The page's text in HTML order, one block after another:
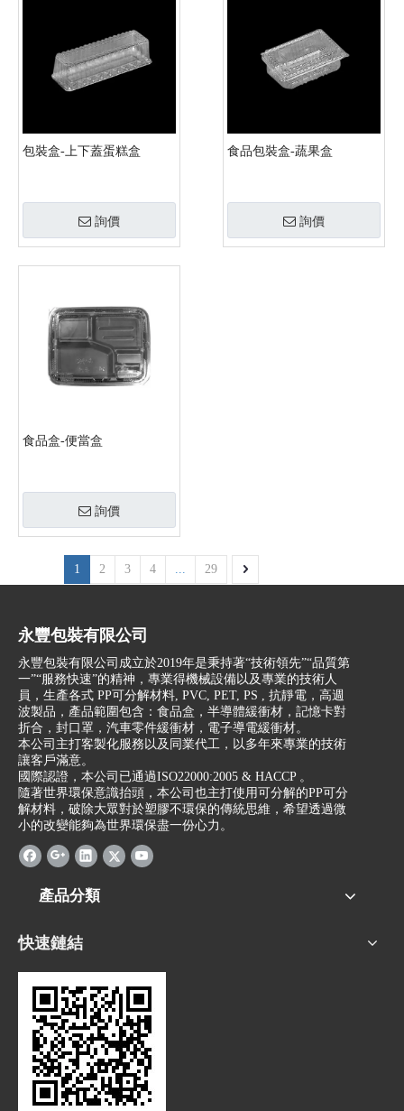
包裝盒-上下蓋蛋糕盒
詢價
食品包裝盒-蔬果盒
詢價
食品盒-便當盒
詢價
1 2 3 4 29
永豐包裝有限公司
永豐包裝有限公司成立於2019年是秉持著“技術領先”“品質第
一”“服務快速”的精神，專業得機械設備以及專業的技術人
員，生產各式 PP可分解材料, PVC, PET, PS , 抗靜電，高週
波製品，產品範圍包含：食品盒，半導體緩衝材，記憶卡對
折合，封口罩，汽車零件緩衝材，電子導電緩衝材。
本公司主打客製化服務以及同業代工，以多年來專業的技術
讓客戶滿意。
國際認證，本公司已通過ISO22000:2005 & HACCP 。
隨著世界環保意識抬頭，本公司也主打使用可分解的PP可分
解材料，破除大眾對於塑膠不環保的傳統思維，希望透過微
小的改變能夠為世界環保盡一份心力。
產品分類
快速鏈結